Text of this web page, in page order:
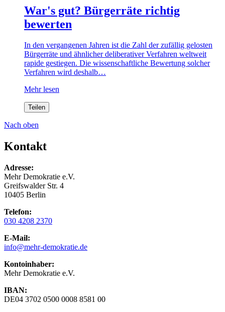
War's gut? Bürgerräte richtig
bewerten
In den vergangenen Jahren ist die Zahl der zufällig gelosten
Bürgerräte und ähnlicher deliberativer Verfahren weltweit
rapide gestiegen. Die wissenschaftliche Bewertung solcher
Verfahren wird deshalb…
Mehr lesen
Teilen
Nach oben
Kontakt
Adresse:
Mehr Demokratie e.V.
Greifswalder Str. 4
10405 Berlin
Telefon:
030 4208 2370
E-Mail:
info@mehr-demokratie.de
Kontoinhaber:
Mehr Demokratie e.V.
IBAN:
DE04 3702 0500 0008 8581 00